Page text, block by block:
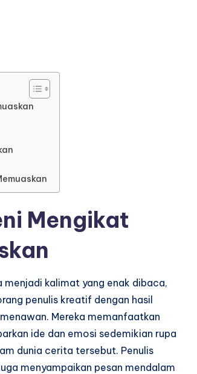
Mengikat
kalimat yang enak dibaca,
penulis kreatif dengan hasil
Mereka memanfaatkan
ide dan emosi sedemikian rupa
dunia cerita tersebut. Penulis
menyampaikan pesan mendalam